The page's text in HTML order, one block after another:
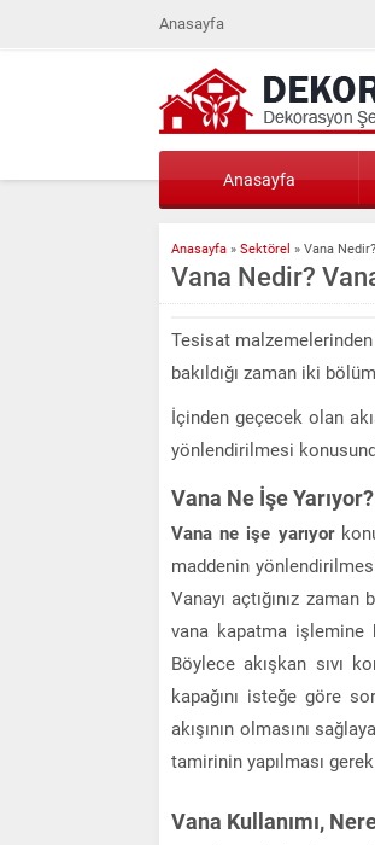
Anasayfa
Anasayfa
Anasayfa » Sektörel » Vana
Vana Nedir?
Tesisat malzemelerinden
bakıldığı zaman iki
İçinden geçecek olan
yönlendirilmesi
Vana Ne İşe Yarıyor?
Vana ne işe yarıyor
maddenin
Vanayı açtığınız
vana kapatma işlemine
Böylece akışkan sıvı
kapağını isteğe göre
akışının olmasını
tamirinin yapılması
Vana Kullanımı,